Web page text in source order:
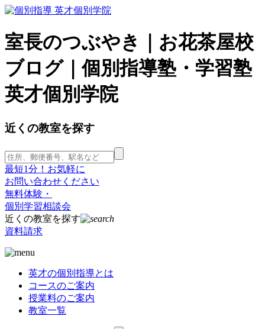
室長のつぶやき｜お花茶屋校
ブログ｜個別指導塾・学習塾
英才個別学院
近くの教室を探す
最短1分！お気軽に
お問い合わせください
無料体験・
個別学習相談会
近くの教室を探す
資料請求
英才の個別指導とは
コースのご案内
授業料のご案内
教室一覧